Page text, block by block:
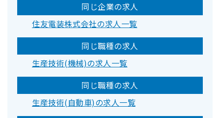
同じ企業の求人
住友電装株式会社の求人一覧
同じ職種の求人
生産技術(機械)の求人一覧
同じ職種の求人
生産技術(自動車)の求人一覧